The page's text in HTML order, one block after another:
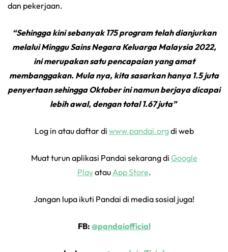
dan pekerjaan.
“Sehingga kini sebanyak 175 program telah dianjurkan
melalui Minggu Sains Negara Keluarga Malaysia 2022,
ini merupakan satu pencapaian yang amat
membanggakan. Mula nya, kita sasarkan hanya 1.5 juta
penyertaan sehingga Oktober ini namun berjaya dicapai
lebih awal, dengan total 1.67 juta”
Log in atau daftar di www.pandai.orgdi web
Muat turun aplikasi Pandai sekarang di Google
PlayatauApp Store.
Jangan lupa ikuti Pandai di media sosial juga!
FB: @pandaiofficial